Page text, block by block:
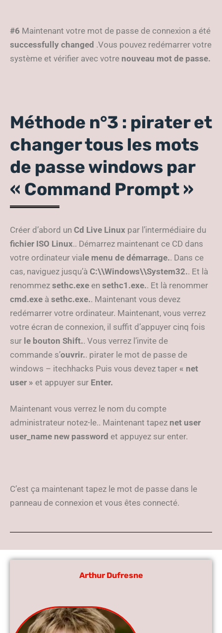
#6 Maintenant votre mot de passe de connexion a été
successfully changed .Vous pouvez redémarrer votre
système et vérifier avec votre nouveau mot de passe.
Méthode n°3 : pirater et
changer tous les mots
de passe windows par
« Command Prompt »
Créer d’abord un Cd Live Linux par l’intermédiaire du
fichier ISO Linux.. Démarrez maintenant ce CD dans
votre ordinateur via le menu de démarrage.. Dans ce
cas, naviguez jusqu’à C:\\Windows\\System32.. Et là
renommez sethc.exe en sethc1.exe.. Et là renommer
cmd.exe à sethc.exe.. Maintenant vous devez
redémarrer votre ordinateur. Maintenant, vous verrez
votre écran de connexion, il suffit d’appuyer cinq fois
sur le bouton Shift.. Vous verrez l’invite de
commande s’ouvrir.. pirater le mot de passe de
windows – itechhacks Puis vous devez taper « net
user » et appuyer sur Enter.
Maintenant vous verrez le nom du compte
administrateur notez-le.. Maintenant tapez net user
user_name new password et appuyez sur enter.
C’est ça maintenant tapez le mot de passe dans le
panneau de connexion et vous êtes connecté.
Arthur Dufresne